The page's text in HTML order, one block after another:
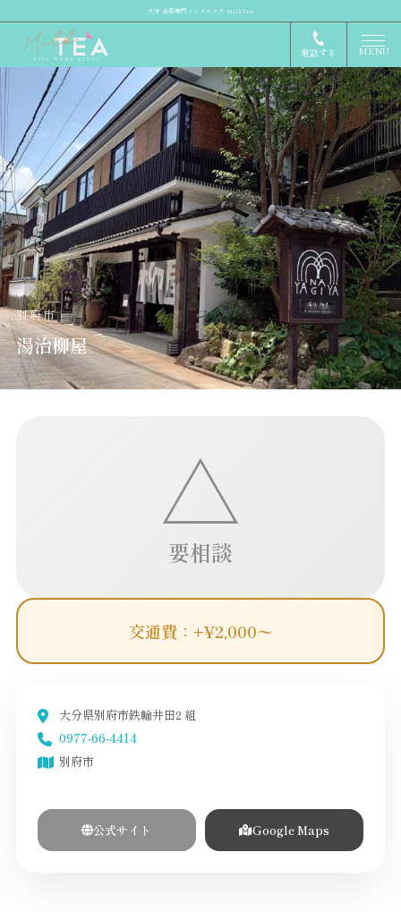
大分 出張専門メンズエステ MilkTea
電話する MENU
別府市
湯治柳屋
△
要相談
交通費：+¥2,000〜
大分県別府市鉄輪井田2 組
0977-66-4414
別府市
公式サイト Google Maps